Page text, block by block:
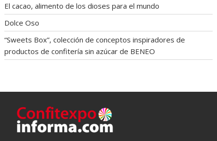
El cacao, alimento de los dioses para el mundo
Dolce Oso
“Sweets Box”, colección de conceptos inspiradores de
productos de confitería sin azúcar de BENEO